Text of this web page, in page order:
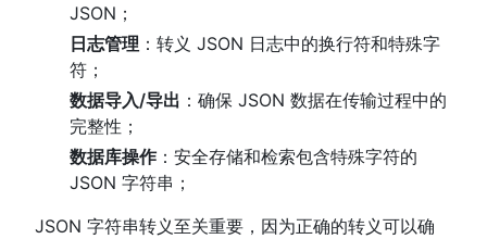
JSON；
日志管理 ：转义 JSON 日志中的换行符和特殊字
符；
数据导入/导出 ：确保 JSON 数据在传输过程中的
完整性；
数据库操作：安全存储和检索包含特殊字符的
JSON 字符串；
JSON 字符串转义至关重要，因为正确的转义可以确